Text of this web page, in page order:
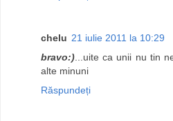
chelu 21 iulie 2011 la 10:29
bravo:)...uite ca unii nu tin
alte minuni
Răspundeți